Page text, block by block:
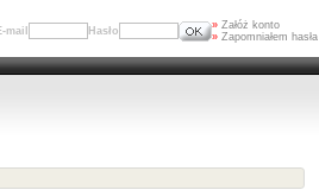
mail Hasło » Załóż konto
» Zapomniałem hasła